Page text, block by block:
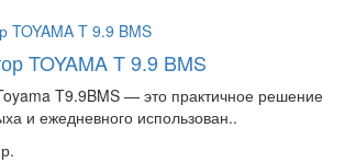
TOYAMA T 9.9 BMS
T9.9BMS — это практичное решение
и ежедневного использован..